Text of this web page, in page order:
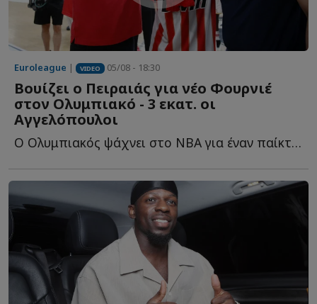
Euroleague | VIDEO 05/08 - 18:30
Βουίζει ο Πειραιάς για νέο Φουρνιέ
στον Ολυμπιακό - 3 εκατ. οι
Αγγελόπουλοι
Ο Ολυμπιακός ψάχνει στο NBA για έναν παίκτη που θα... κουμπώσει σ...